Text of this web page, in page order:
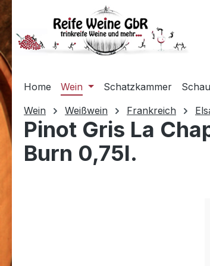
Hauptinhalt springen
Zur Suche springen
Zur Hauptnavigation springen
Home Wein Schatzkammer
Wein
Weißwein Frankreich
Pinot Gris La
Burn 0,75l.